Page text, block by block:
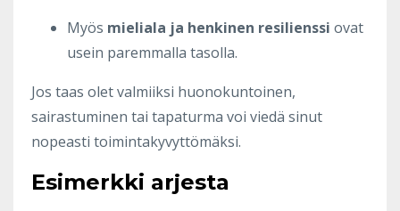
Myös mieliala ja henkinen resilienssi ovat
usein paremmalla tasolla.
Jos taas olet valmiiksi huonokuntoinen,
sairastuminen tai tapaturma voi viedä sinut
nopeasti toimintakyvyttömäksi.
Esimerkki arjesta